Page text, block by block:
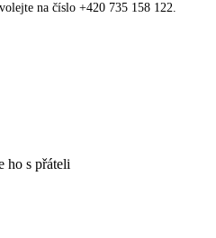
na číslo +420 735 158 122.
ho s přáteli